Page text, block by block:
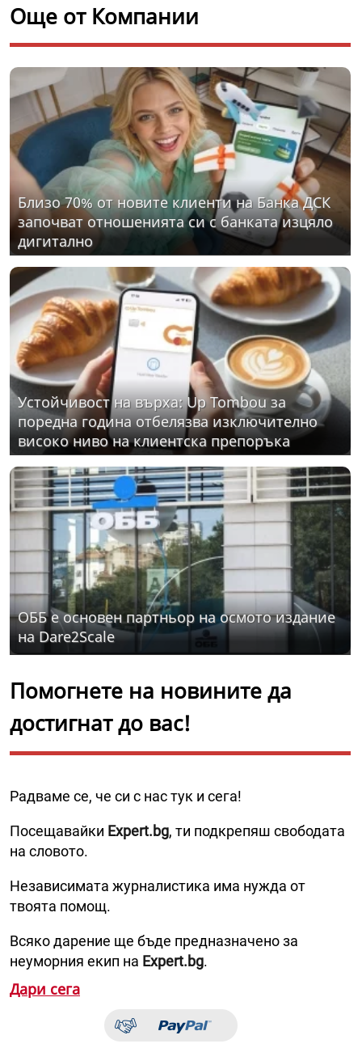
Още от Компании
Близо 70% от новите клиенти на Банка ДСК
започват отношенията си с банката изцяло
дигитално
Устойчивост на върха: Up Tombou за
поредна година отбелязва изключително
високо ниво на клиентска препоръка
ОББ е основен партньор на осмото издание
на Dare2Scale
Помогнете на новините да
достигнат до вас!
Радваме се, че си с нас тук и сега!
Посещавайки Expert.bg, ти подкрепяш свободата
на словото.
Независимата журналистика има нужда от
твоята помощ.
Всяко дарение ще бъде предназначено за
неуморния екип на Expert.bg.
Дари сега